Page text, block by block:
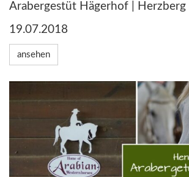
Arabergestüt Hägerhof |
19.07.2018
ansehen